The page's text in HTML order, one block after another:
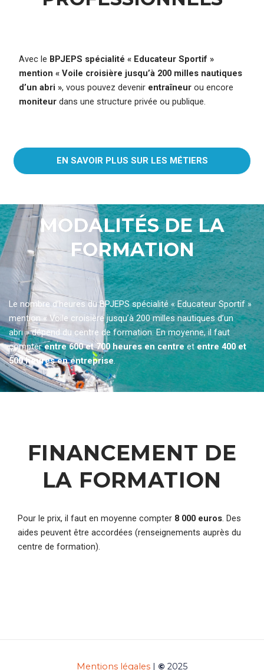
Avec le BPJEPS spécialité « Educateur Sportif »
mention « Voile croisière jusqu’à 200 milles nautiques
d’un abri », vous pouvez devenir entraîneurou encore
moniteur dans une structure privée ou publique.
EN SAVOIR PLUS SUR LES MÉTIERS
MODALITÉS DE LA
FORMATION
Le nombre d’heures du BPJEPS spécialité « Educateur Sportif »
mention « Voile croisière jusqu’à 200 milles nautiques d’un
abri » dépend du centre de formation. En moyenne, il faut
compterentre 600 et 700 heures en centreetentre 400 et
500 heures en entreprise.
FINANCEMENT DE
LA FORMATION
Pour le prix, il faut en moyenne compter 8 000 euros. Des
aides peuvent être accordées (renseignements auprès du
centre de formation).
Mentions légales| © 2025